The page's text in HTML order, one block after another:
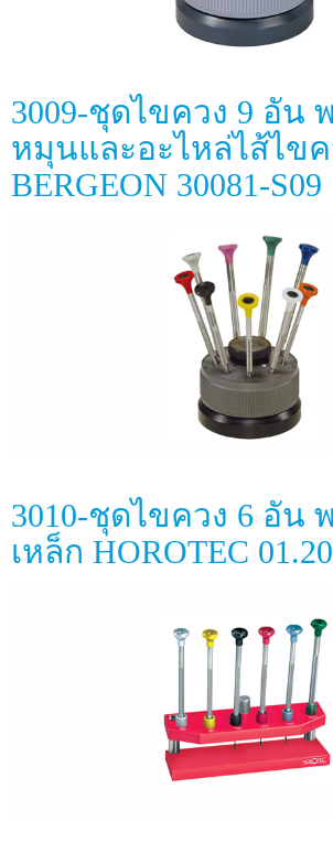
3009-ชุดไขควง 9 อัน
หมุนและอะไหล่ไส้ไขค
BERGEON 30081-S09
3010-ชุดไขควง 6 อัน
เหล็ก HOROTEC